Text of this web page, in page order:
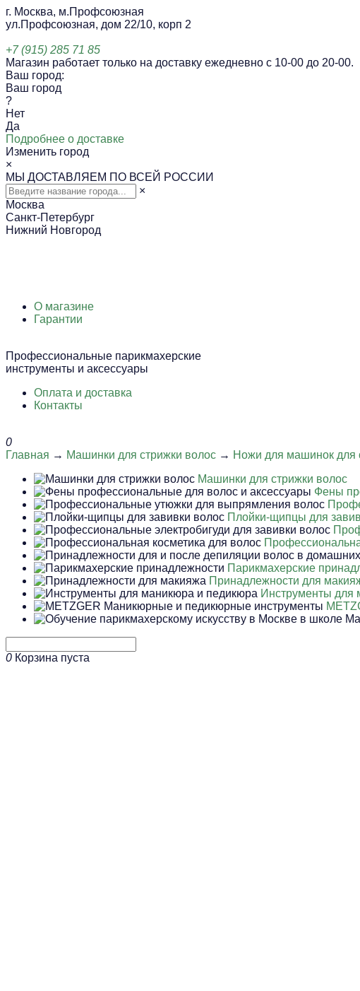
г. Москва, м.Профсоюзная
ул.Профсоюзная, дом 22/10, корп 2
+7 (915) 285 71 85
Магазин работает только на доставку ежедневно с 10-00 до 20-00.
Ваш город:
Ваш город
?
Нет
Да
Подробнее о доставке
Изменить город
×
МЫ ДОСТАВЛЯЕМ ПО ВСЕЙ РОССИИ
×
Москва
Санкт-Петербург
Нижний Новгород
О магазине
Гарантии
Профессиональные парикмахерские
инструменты и аксессуары
Оплата и доставка
Контакты
0
Главная → Машинки для стрижки волос → Ножи для машинок для
Машинки для стрижки волос
Фены
Плойки-щипцы для
Парикмахерские
Принадлежности для
Инструменты для
0 Корзина пуста